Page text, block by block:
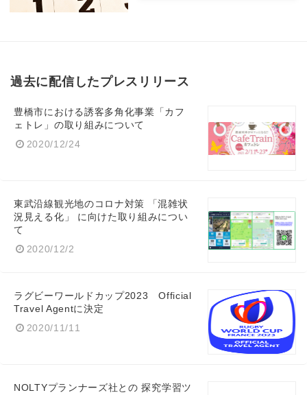
過去に配信したプレスリリース
豊橋市における誘客多角化事業「カフ
ェトレ」の取り組みについて
2020/12/24
東武沿線観光地のコロナ対策 「混雑状
況見える化」 に向けた取り組みについ
て
2020/12/2
ラグビーワールドカップ2023 Official
Travel Agentに決定
2020/11/11
NOLTYプランナーズ社との 探究学習ツ